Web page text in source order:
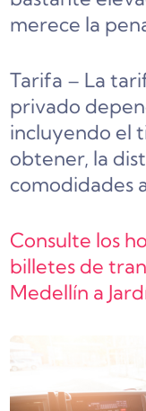
merece la
Tarifa – La
privado
incluyendo el
obtener, la
comodidades
Consulte los
billetes de
Medellín a